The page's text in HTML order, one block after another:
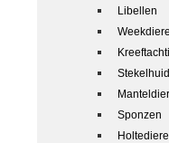
Libellen
Sponzen